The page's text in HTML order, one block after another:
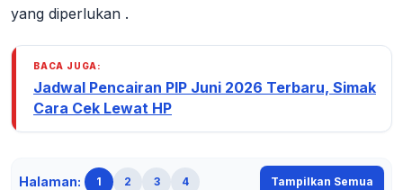
yang diperlukan .
BACA JUGA:
Jadwal Pencairan PIP Juni 2026 Terbaru, Simak
Cara Cek Lewat HP
Halaman: 1 2 3 4 Tampilkan Semua